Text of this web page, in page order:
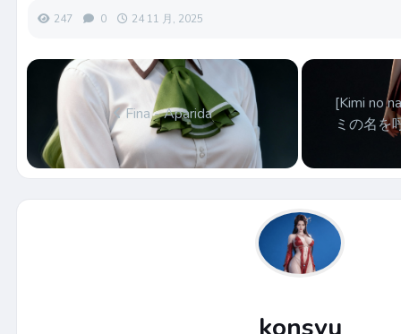
247 0 24 11 月, 2025
Fina - Aparida
[Kimi no
ミの名を